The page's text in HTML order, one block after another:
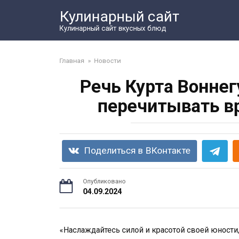
Кулинарный сайт
Кулинарный сайт вкусных блюд
Главная » Новости
Речь Курта
перечитывать
Поделиться в ВКонтакте
Опубликовано
04.09.2024
«Наслаждайтесь силой и красотой своей